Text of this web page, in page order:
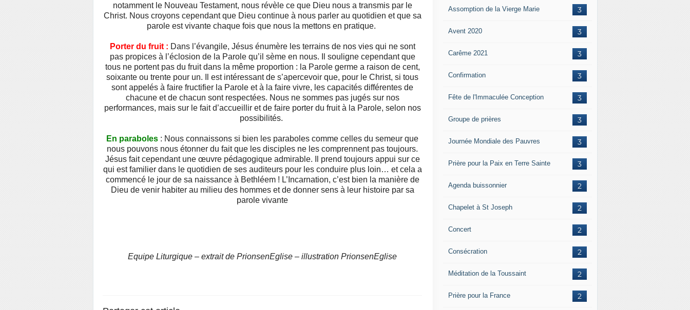
notamment le Nouveau Testament, nous révèle ce que Dieu nous a transmis par le
Christ. Nous croyons cependant que Dieu continue à nous parler au quotidien et que sa
parole est vivante chaque fois que nous la mettons en pratique.
Porter du fruit : Dans l’évangile, Jésus énumère les terrains de nos vies qui ne sont
pas propices à l’éclosion de la Parole qu’il sème en nous. Il souligne cependant que
tous ne portent pas du fruit dans la même proportion : la Parole germe a raison de cent,
soixante ou trente pour un. Il est intéressant de s’apercevoir que, pour le Christ, si tous
sont appelés à faire fructifier la Parole et à la faire vivre, les capacités différentes de
chacune et de chacun sont respectées. Nous ne sommes pas jugés sur nos
performances, mais sur le fait d’accueillir et de faire porter du fruit à la Parole, selon nos
possibilités.
En paraboles : Nous connaissons si bien les paraboles comme celles du semeur que
nous pouvons nous étonner du fait que les disciples ne les comprennent pas toujours.
Jésus fait cependant une œuvre pédagogique admirable. Il prend toujours appui sur ce
qui est familier dans le quotidien de ses auditeurs pour les conduire plus loin… et cela a
commencé le jour de sa naissance à Bethléem ! L’Incarnation, c’est bien la manière de
Dieu de venir habiter au milieu des hommes et de donner sens à leur histoire par sa
parole vivante
Equipe Liturgique – extrait de PrionsenEglise – illustration PrionsenEglise
3
Assomption de la Vierge Marie
3
Avent 2020
3
Carême 2021
3
Confirmation
3
Fête de l'Immaculée Conception
3
Groupe de prières
3
Journée Mondiale des Pauvres
3
Prière pour la Paix en Terre Sainte
2
Agenda buissonnier
2
Chapelet à St Joseph
2
Concert
2
Consécration
2
Méditation de la Toussaint
2
Prière pour la France